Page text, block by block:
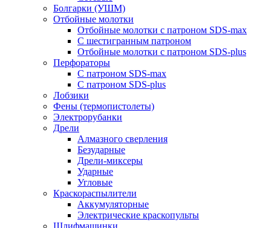
Болгарки (УШМ)
Отбойные молотки
Отбойные молотки с патроном SDS-max
С шестигранным патроном
Отбойные молотки с патроном SDS-plus
Перфораторы
С патроном SDS-max
С патроном SDS-plus
Лобзики
Фены (термопистолеты)
Электрорубанки
Дрели
Алмазного сверления
Безударные
Дрели-миксеры
Ударные
Угловые
Краскораспылители
Аккумуляторные
Электрические краскопульты
Шлифмашинки